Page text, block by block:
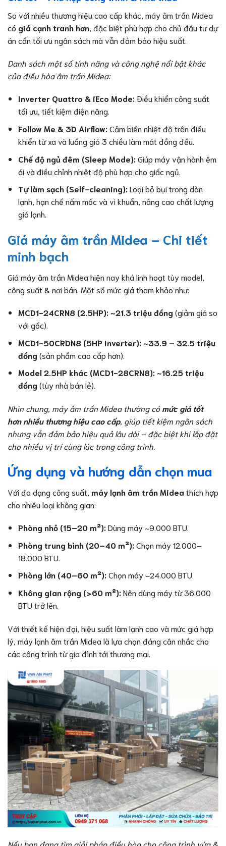
So với nhiều thương hiệu cao cấp khác, máy âm trần Midea
có giá cạnh tranh hơn, đặc biệt phù hợp cho chủ đầu tư dự
án cần tối ưu ngân sách mà vẫn đảm bảo hiệu suất.
Danh sách một số tính năng và công nghệ nổi bật khác
của điều hòa âm trần Midea:
Inverter Quattro & iEco Mode: Điều khiển công suất
tối ưu, tiết kiệm điện năng.
Follow Me & 3D Airflow: Cảm biến nhiệt độ trên điều
khiển từ xa và luồng gió 3 chiều làm mát đồng đều.
Chế độ ngủ đêm (Sleep Mode): Giúp máy vận hành êm
ái và điều chỉnh nhiệt độ phù hợp cho giấc ngủ.
Tự làm sạch (Self-cleaning): Loại bỏ bụi trong dàn
lạnh, hạn chế nấm mốc và vi khuẩn, nâng cao chất lượng
gió lạnh.
Giá máy âm trần Midea – Chi tiết
minh bạch
Giá máy âm trần Midea hiện nay khá linh hoạt tùy model,
công suất & nơi bán. Một số mức giá tham khảo như:
MCD1-24CRN8 (2.5HP): ~21.3 triệu đồng(giảm giá so
với gốc).
MCD1-50CRDN8 (5HP Inverter): ~33.9 – 32.5 triệu
đồng(sản phẩm cao cấp hơn).
Model 2.5HP khác (MCD1-28CRN8): ~16.25 triệu
đồng(tùy nhà bán lẻ).
Nhìn chung, máy âm trần Midea thường cómức giá tốt
hơn nhiều thương hiệu cao cấp, giúp tiết kiệm ngân sách
nhưng vẫn đảm bảo hiệu quả lâu dài – đặc biệt khi lắp đặt
cho nhiều vị trí cùng lúc trong công trình.
Ứng dụng và hướng dẫn chọn mua
Với đa dạng công suất, máy lạnh âm trần Midea thích hợp
cho nhiều loại không gian:
Phòng nhỏ (15–20 m²): Dùng máy ~9.000 BTU.
Phòng trung bình (20–40 m²): Chọn máy 12.000–
18.000 BTU.
Phòng lớn (40–60 m²): Chọn máy ~24.000 BTU.
Không gian rộng (>60 m²): Nên dùng máy từ 36.000
BTU trở lên.
Với thiết kế hiện đại, hiệu suất làm lạnh cao và mức giá hợp
lý, máy lạnh âm trần Midea là lựa chọn đáng cân nhắc cho
các công trình từ gia đình tới thương mại.
Nếu bạn đang tìm giải pháp điều hòa cho công trình vừa &